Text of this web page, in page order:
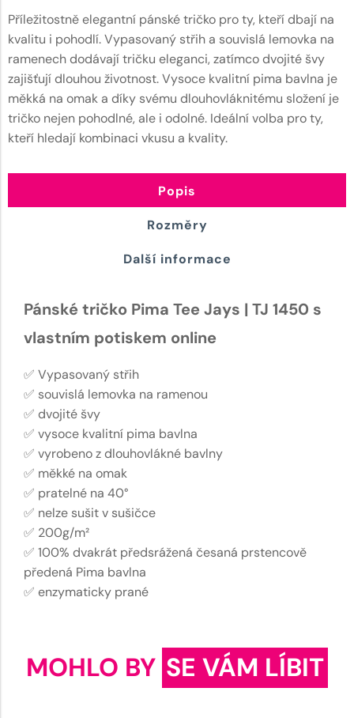
Příležitostně elegantní pánské tričko pro ty, kteří dbají na
kvalitu i pohodlí. Vypasovaný střih a souvislá lemovka na
ramenech dodávají tričku eleganci, zatímco dvojité švy
zajišťují dlouhou životnost. Vysoce kvalitní pima bavlna je
měkká na omak a díky svému dlouhovláknitému složení je
tričko nejen pohodlné, ale i odolné. Ideální volba pro ty,
kteří hledají kombinaci vkusu a kvality.
Popis
Rozměry
Další informace
Pánské tričko Pima Tee Jays | TJ 1450 s
vlastním potiskem online
✅ Vypasovaný střih
✅ souvislá lemovka na ramenou
✅ dvojité švy
✅ vysoce kvalitní pima bavlna
✅ vyrobeno z dlouhovlákné bavlny
✅ měkké na omak
✅ pratelné na 40°
✅ nelze sušit v sušičce
✅ 200g/m²
✅ 100% dvakrát předsrážená česaná prstencově
předená Pima bavlna
✅ enzymaticky prané
MOHLO BY SE VÁM LÍBIT